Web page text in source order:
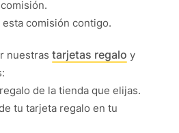
comisión contigo.
nuestras tarjetas regalo y
de la tienda que elijas.
tu tarjeta regalo en tu